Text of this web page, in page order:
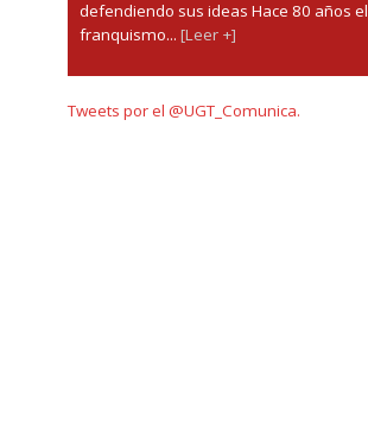
defendiendo sus ideas Hace 80 años el
franquismo... [Leer +]
Tweets por el @UGT_Comunica.